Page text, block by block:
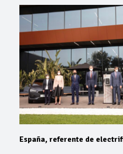
España, referente de